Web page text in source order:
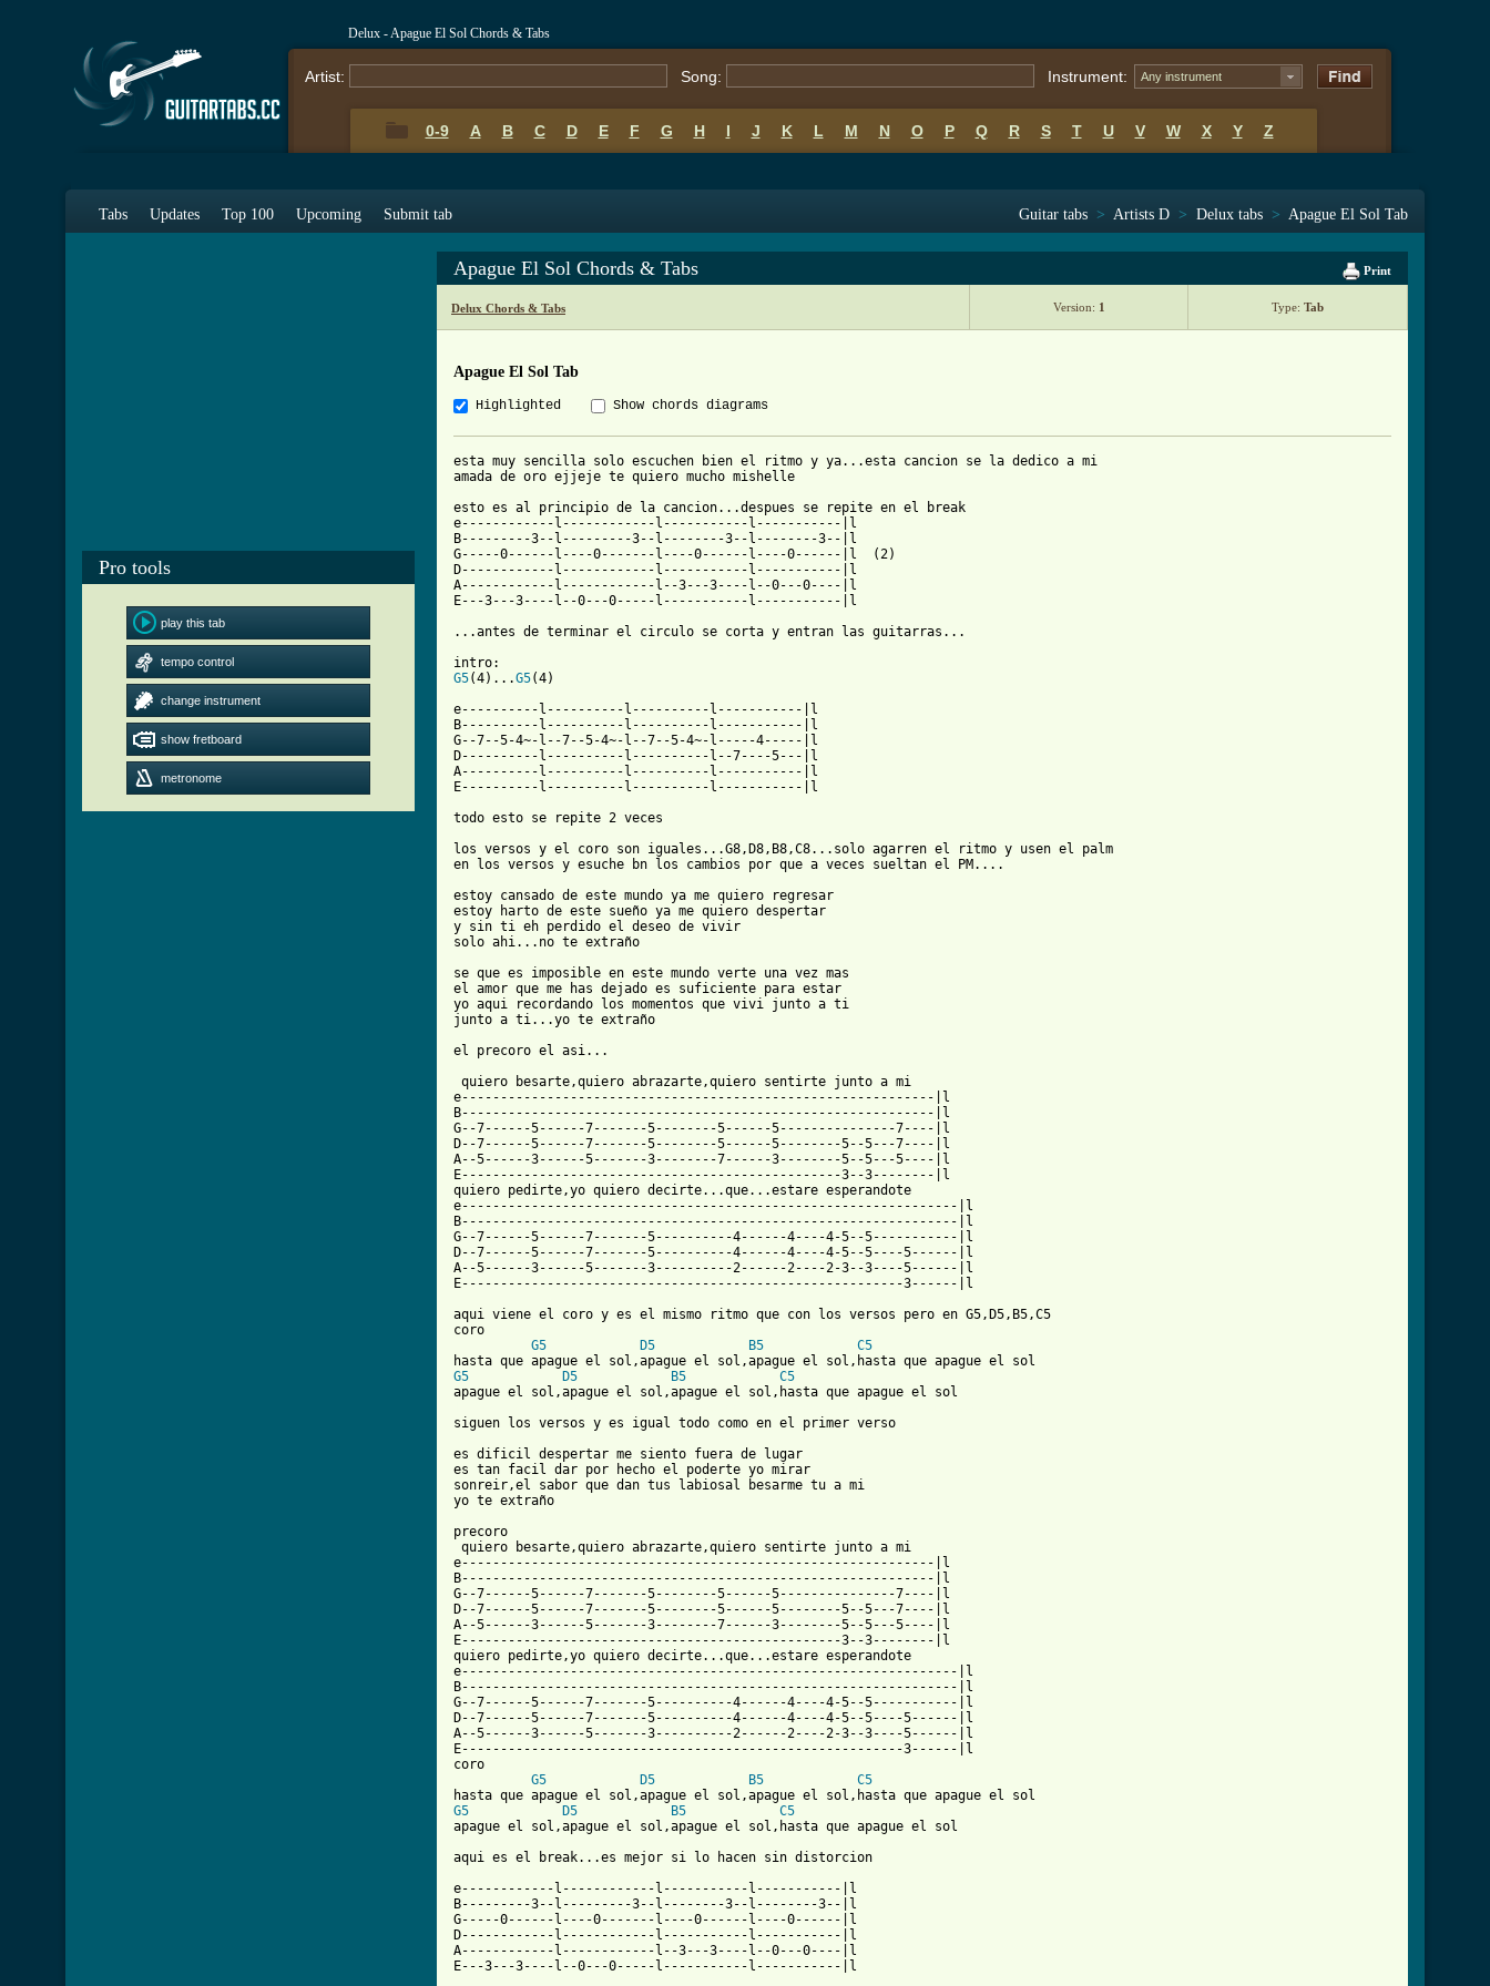
Delux - Apague El Sol Chords & Tabs
Artist: Song: Instrument: Any instrument
0-9 A B C D E F G H I J K L M N O P Q R S T U V W X Y Z
Tabs Updates Top 100 Upcoming Submit tab Guitar tabs > Artists D > Delux tabs > Apague El Sol Tab
Pro tools
play this tab
tempo control
change instrument
show fretboard
metronome
Print
Apague El Sol Chords & Tabs
Delux Chords & Tabs Version: 1 Type: Tab
Apague El Sol Tab
Highlighted Show chords diagrams
esta muy sencilla solo escuchen bien el ritmo y ya...esta cancion se la dedico a mi
amada de oro ejjeje te quiero mucho mishelle
esto es al principio de la cancion...despues se repite en el break
e------------l------------l-----------l-----------|l
B---------3--l---------3--l--------3--l--------3--|l
G-----0------l----0-------l----0------l----0------|l  (2)
D------------l------------l-----------l-----------|l
A------------l------------l--3---3----l--0---0----|l
E---3---3----l--0---0-----l-----------l-----------|l
...antes de terminar el circulo se corta y entran las guitarras...
G5(4)...G5(4)
e----------l----------l----------l-----------|l
B----------l----------l----------l-----------|l
G--7--5-4~-l--7--5-4~-l--7--5-4~-l-----4-----|l
D----------l----------l----------l--7----5---|l
A----------l----------l----------l-----------|l
E----------l----------l----------l-----------|l
todo esto se repite 2 veces
los versos y el coro son iguales...G8,D8,B8,C8...solo agarren el ritmo y usen el palm
en los versos y esuche bn los cambios por que a veces sueltan el PM....
estoy cansado de este mundo ya me quiero regresar
estoy harto de este sueño ya me quiero despertar
y sin ti eh perdido el deseo de vivir
solo ahi...no te extraño
se que es imposible en este mundo verte una vez mas
el amor que me has dejado es suficiente para estar
yo aqui recordando los momentos que vivi junto a ti
junto a ti...yo te extraño
el precoro el asi...
quiero besarte,quiero abrazarte,quiero sentirte junto a mi
e-------------------------------------------------------------|l
B-------------------------------------------------------------|l
G--7------5------7-------5--------5------5---------------7----|l
D--7------5------7-------5--------5------5--------5--5---7----|l
A--5------3------5-------3--------7------3--------5--5---5----|l
E-------------------------------------------------3--3--------|l
quiero pedirte,yo quiero decirte...que...estare esperandote
e----------------------------------------------------------------|l
B----------------------------------------------------------------|l
G--7------5------7-------5----------4------4----4-5--5-----------|l
D--7------5------7-------5----------4------4----4-5--5----5------|l
A--5------3------5-------3----------2------2----2-3--3----5------|l
E---------------------------------------------------------3------|l
aqui viene el coro y es el mismo ritmo que con los versos pero en G5,D5,B5,C5
coro
G5
D5 B5
C5
G5
D5 B5
C5
siguen los versos y es igual todo como en el primer verso
es dificil despertar me siento fuera de lugar
es tan facil dar por hecho el poderte yo mirar
sonreir,el sabor que dan tus labiosal besarme tu a mi
yo te extraño
precoro
quiero besarte,quiero abrazarte,quiero sentirte junto a mi
e-------------------------------------------------------------|l
B-------------------------------------------------------------|l
G--7------5------7-------5--------5------5---------------7----|l
D--7------5------7-------5--------5------5--------5--5---7----|l
A--5------3------5-------3--------7------3--------5--5---5----|l
E-------------------------------------------------3--3--------|l
quiero pedirte,yo quiero decirte...que...estare esperandote
e----------------------------------------------------------------|l
B----------------------------------------------------------------|l
G--7------5------7-------5----------4------4----4-5--5-----------|l
D--7------5------7-------5----------4------4----4-5--5----5------|l
A--5------3------5-------3----------2------2----2-3--3----5------|l
E---------------------------------------------------------3------|l
coro
G5
D5 B5
C5
G5
D5 B5
C5
apague el sol,apague el sol,apague el sol,hasta que apague el sol
aqui es el break...es mejor si lo hacen sin distorcion
e------------l------------l-----------l-----------|l
B---------3--l---------3--l--------3--l--------3--|l
G-----0------l----0-------l----0------l----0------|l
D------------l------------l-----------l-----------|l
A------------l------------l--3---3----l--0---0----|l
E---3---3----l--0---0-----l-----------l-----------|l